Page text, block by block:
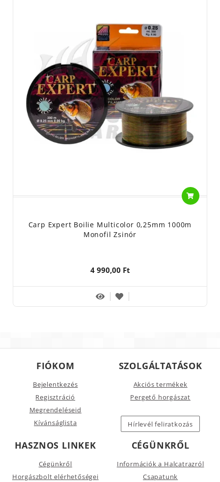
Carp Expert Boilie Multicolor 0,25mm 1000m
Monofil Zsinór
4 990,00 Ft
FIÓKOM
Bejelentkezés
Regisztráció
Megrendeléseid
Kívánságlista
SZOLGÁLTATÁSOK
Akciós termékek
Pergető horgászat
Hírlevél feliratkozás
HASZNOS LINKEK
Cégünkről
Horgászbolt elérhetőségei
CÉGÜNKRŐL
Információk a Halcatrazról
Csapatunk